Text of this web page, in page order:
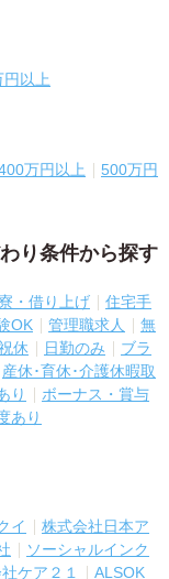
円以上
万円以上
500万円
り条件から探す
・借り上げ
住宅手
OK 管理職求人
無
休 日勤のみ
ブラ
産休･育休･介護休暇取
り
ボーナス・賞与
あり
イ
株式会社日本ア
ソーシャルインク
ケア２１
ALSOK